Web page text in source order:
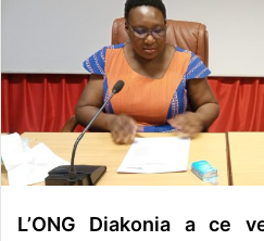
o
y
e
u
n
c
u
L’ONG Diakonia a ce